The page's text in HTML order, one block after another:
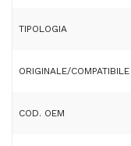
TIPOLOGIA
ORIGINALE/COMPATIBILE
COD. OEM